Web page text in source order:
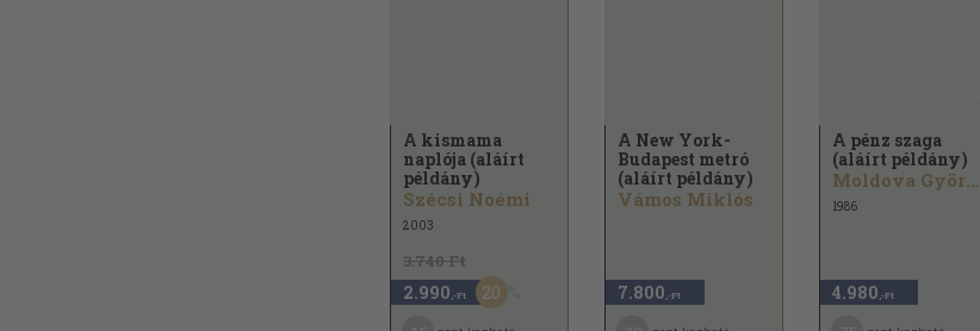
A kismama
naplója (aláírt
példány)
Szécsi Noémi
2003
3.740 Ft
2.990 ,-Ft 20
A New York-
Budapest metró
(aláírt példány)
Vámos Miklós
7.800 ,-Ft
A pénz szaga
(aláírt példány)
Moldova György
1986
4.980 ,-Ft